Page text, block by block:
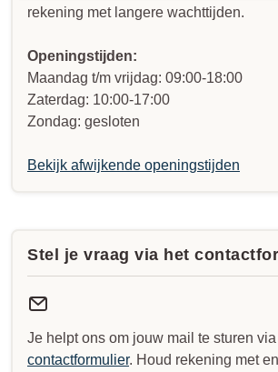
rekening met langere wachttijden.
Openingstijden:
Maandag t/m vrijdag: 09:00-18:00
Zaterdag: 10:00-17:00
Zondag: gesloten
Bekijk afwijkende openingstijden
Stel je vraag via het
Je helpt ons om jouw mail te sturen
contactformulier. Houd rekening met